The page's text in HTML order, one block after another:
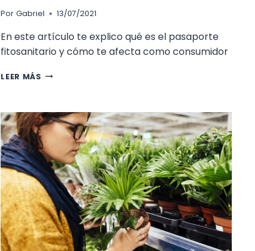
Por Gabriel 13/07/2021
En este artículo te explico qué es el pasaporte
fitosanitario y cómo te afecta como consumidor
LEER MÁS ¿QUÉ
FITOSANITARIO
Y
CÓMO
TE
AFECTA
COMO
CONSUMIDOR?
ACTUALIZADO
A
2021